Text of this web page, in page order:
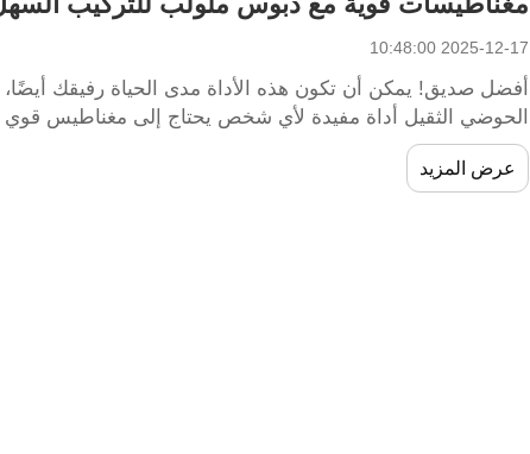
2025-12-17 10:48:00
أفضل صديق! يمكن أن تكون هذه الأداة مدى الحياة رفيقك أيضًا،
الحوضي الثقيل أداة مفيدة لأي شخص يحتاج إلى مغناطيس
لتثبيت الأشياء الثقيلة في مكانها و...
عرض المزيد